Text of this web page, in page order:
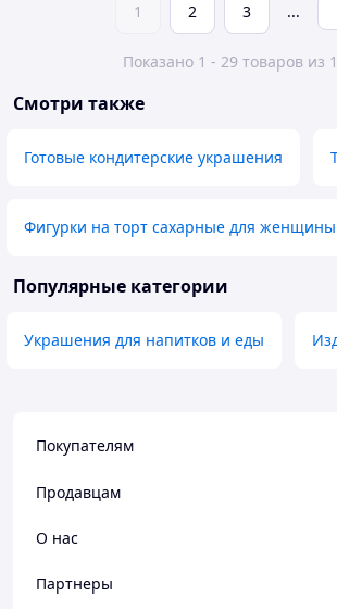
1 2 3 ...
Показано 1 - 29 товаров из
Смотри также
Готовые кондитерские украшения
Фигурки на торт сахарные для женщины
Популярные категории
Украшения для напитков и еды
Покупателям
Продавцам
О нас
Партнеры